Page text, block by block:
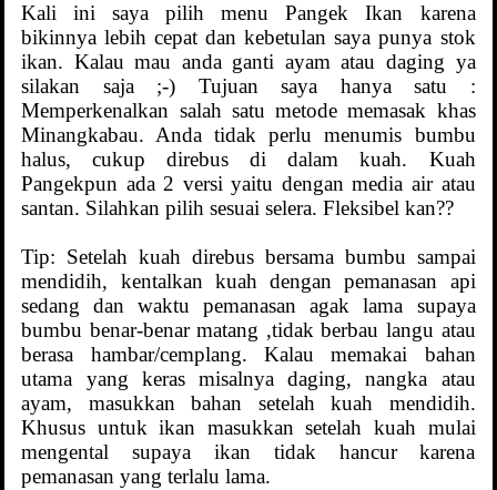
Kali ini saya pilih menu Pangek Ikan karena
bikinnya lebih cepat dan kebetulan saya punya stok
ikan. Kalau mau anda ganti ayam atau daging ya
silakan saja ;-) Tujuan saya hanya satu :
Memperkenalkan salah satu metode memasak khas
Minangkabau. Anda tidak perlu menumis bumbu
halus, cukup direbus di dalam kuah. Kuah
Pangekpun ada 2 versi yaitu dengan media air atau
santan. Silahkan pilih sesuai selera. Fleksibel kan??
Tip: Setelah kuah direbus bersama bumbu sampai
mendidih, kentalkan kuah dengan pemanasan api
sedang dan waktu pemanasan agak lama supaya
bumbu benar-benar matang ,tidak berbau langu atau
berasa hambar/cemplang. Kalau memakai bahan
utama yang keras misalnya daging, nangka atau
ayam, masukkan bahan setelah kuah mendidih.
Khusus untuk ikan masukkan setelah kuah mulai
mengental supaya ikan tidak hancur karena
pemanasan yang terlalu lama.